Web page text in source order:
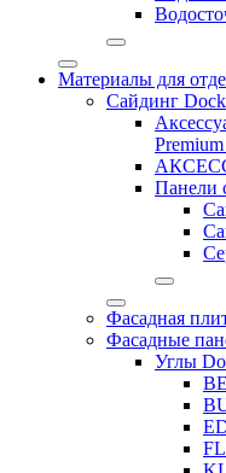
Материалы для
Сайдинг
Панели
Фасадная
Фасадные
Углы